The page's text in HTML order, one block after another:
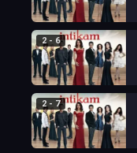
2 - 6
2 - 7